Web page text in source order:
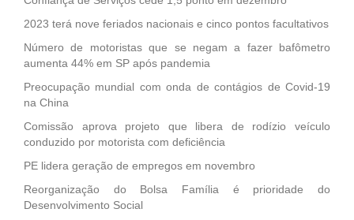
2023 terá nove feriados nacionais e cinco pontos facultativos
Número de motoristas que se negam a fazer bafômetro
aumenta 44% em SP após pandemia
Preocupação mundial com onda de contágios de Covid-19
na China
Comissão aprova projeto que libera de rodízio veículo
conduzido por motorista com deficiência
PE lidera geração de empregos em novembro
Reorganização do Bolsa Família é prioridade do
Desenvolvimento Social